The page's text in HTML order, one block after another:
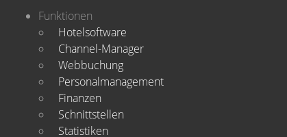
Funktionen
Hotelsoftware
Channel-Manager
Webbuchung
Personalmanagement
Finanzen
Schnittstellen
Statistiken